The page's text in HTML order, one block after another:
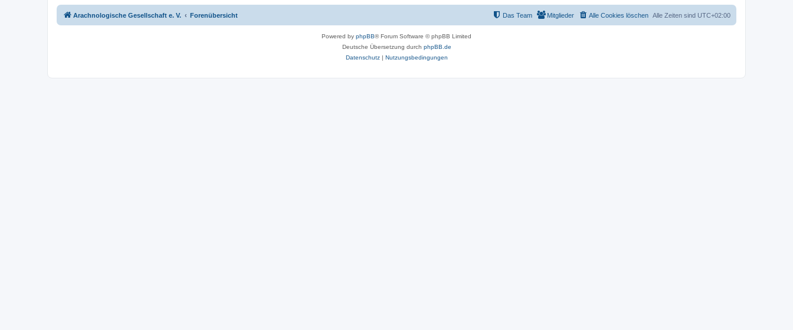
Arachnologische Gesellschaft e. V. Forenübersicht Alle Zeiten sind UTC+02:00
Alle Cookies löschen
Mitglieder
Das Team
Powered by phpBB® Forum Software © phpBB Limited
Deutsche Übersetzung durch phpBB.de
Datenschutz| Nutzungsbedingungen